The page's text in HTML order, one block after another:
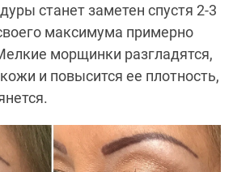
станет заметен спустя 2-3
максимума примерно
морщинки разгладятся,
и повысится ее плотность,